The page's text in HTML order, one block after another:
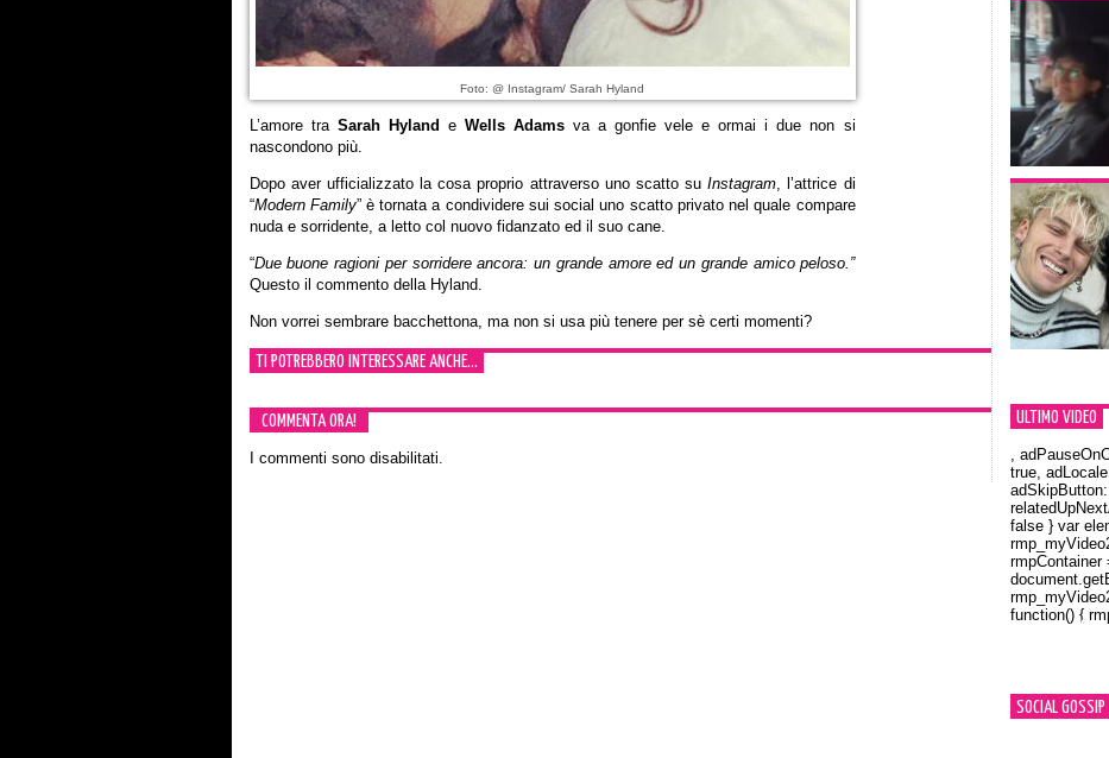
Foto: @ Instagram/ Sarah Hyland
L’amore tra Sarah Hyland eWells Adamsva a gonfie vele e ormai i due non si
nascondono più.
Dopo aver ufficializzato la cosa proprio attraverso uno scatto su Instagram, l’attrice di
“Modern Family” è tornata a condividere sui social uno scatto privato nel quale compare
nuda e sorridente, a letto col nuovo fidanzato ed il suo cane.
“Due buone ragioni per sorridere ancora: un grande amore ed un grande amico peloso.”
Questo il commento della Hyland.
Non vorrei sembrare bacchettona, ma non si usa più tenere per sè certi momenti?
TI POTREBBERO INTERESSARE ANCHE...
COMMENTA ORA!
I commenti sono disabilitati.
ULTIMO VIDEO
Orlando
,
true,
false } var
rmpContainer
function() {
SOCIAL GOSSIP